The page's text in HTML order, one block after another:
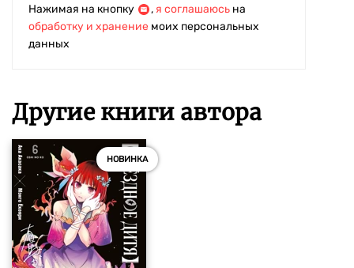
Нажимая на кнопку , я соглашаюсь на
обработку и хранение моих персональных
данных
Другие книги автора
НОВИНКА